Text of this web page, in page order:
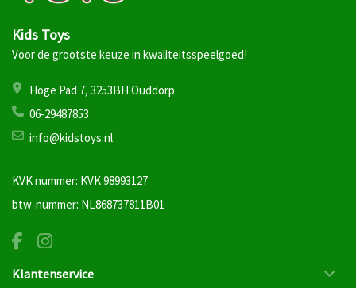
Kids Toys
Voor de grootste keuze in kwaliteitsspeelgoed!
Hoge Pad 7, 3253BH Ouddorp
06-29487853
info@kidstoys.nl
KVK nummer: KVK 98993127
btw-nummer: NL868737811B01
Klantenservice